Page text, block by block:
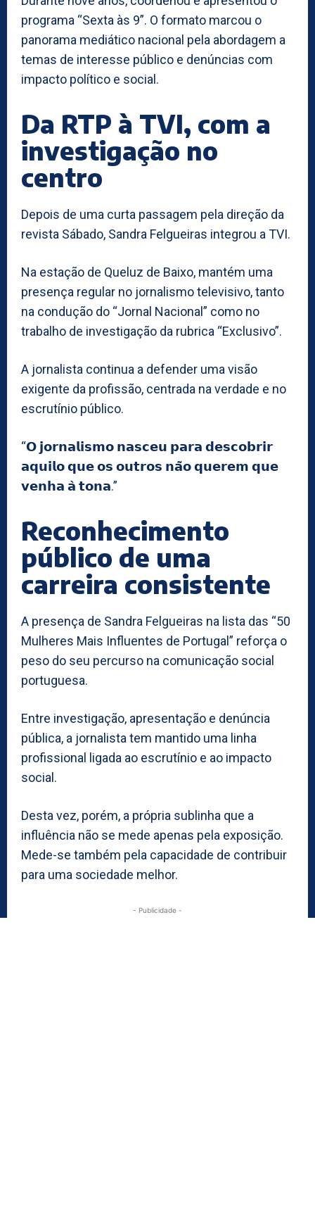
programa “Sexta às 9”. O formato marcou o
panorama mediático nacional pela abordagem a
temas de interesse público e denúncias com
impacto político e social.
Da RTP à TVI, com a
investigação no
centro
Depois de uma curta passagem pela direção da
revista Sábado, Sandra Felgueiras integrou a TVI.
Na estação de Queluz de Baixo, mantém uma
presença regular no jornalismo televisivo, tanto
na condução do “Jornal Nacional” como no
trabalho de investigação da rubrica “Exclusivo”.
A jornalista continua a defender uma visão
exigente da profissão, centrada na verdade e no
escrutínio público.
“𝗢 𝗷𝗼𝗿𝗻𝗮𝗹𝗶𝘀𝗺𝗼 𝗻𝗮𝘀𝗰𝗲𝘂 𝗽𝗮𝗿𝗮 𝗱𝗲𝘀𝗰𝗼𝗯𝗿𝗶𝗿
𝗮𝗾𝘂𝗶𝗹𝗼 𝗾𝘂𝗲 𝗼𝘀 𝗼𝘂𝘁𝗿𝗼𝘀 𝗻𝗮̃𝗼 𝗾𝘂𝗲𝗿𝗲𝗺 𝗾𝘂𝗲
𝘃𝗲𝗻𝗵𝗮 𝗮̀ 𝘁𝗼𝗻𝗮.”
Reconhecimento
público de uma
carreira consistente
A presença de Sandra Felgueiras na lista das “50
Mulheres Mais Influentes de Portugal” reforça o
peso do seu percurso na comunicação social
portuguesa.
Entre investigação, apresentação e denúncia
pública, a jornalista tem mantido uma linha
profissional ligada ao escrutínio e ao impacto
social.
Desta vez, porém, a própria sublinha que a
influência não se mede apenas pela exposição.
Mede-se também pela capacidade de contribuir
para uma sociedade melhor.
- Publicidade -